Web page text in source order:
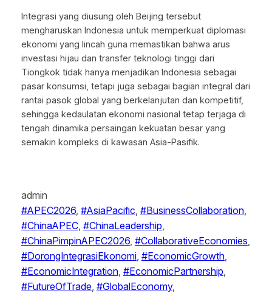
Integrasi yang diusung oleh Beijing tersebut
mengharuskan Indonesia untuk memperkuat diplomasi
ekonomi yang lincah guna memastikan bahwa arus
investasi hijau dan transfer teknologi tinggi dari
Tiongkok tidak hanya menjadikan Indonesia sebagai
pasar konsumsi, tetapi juga sebagai bagian integral dari
rantai pasok global yang berkelanjutan dan kompetitif,
sehingga kedaulatan ekonomi nasional tetap terjaga di
tengah dinamika persaingan kekuatan besar yang
semakin kompleks di kawasan Asia-Pasifik.
admin
#APEC2026, #AsiaPacific #BusinessCollaboration
#ChinaAPEC, #ChinaLeadership
#ChinaPimpinAPEC2026, #CollaborativeEconomies
#DorongIntegrasiEkonomi, #EconomicGrowth
#EconomicIntegration, #EconomicPartnership
#FutureOfTrade, #GlobalEconomy